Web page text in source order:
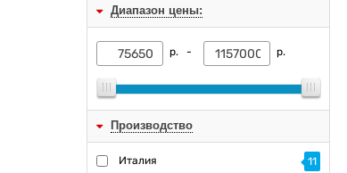
Диапазон цены:
р. - р.
Производство
Италия 11